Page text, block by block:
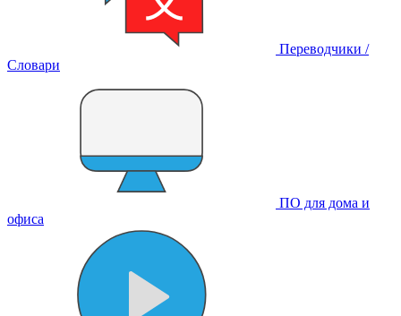
Переводчики /
Словари
ПО для дома и
офиса